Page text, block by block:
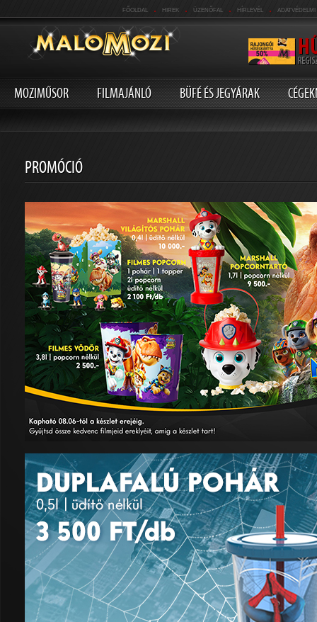
FŐOLDAL . HIREK . ÜZENŐFAL . HÍRLEVÉL . ADATVÉDELMI
MOZIMŰSOR FILMAJÁNLÓ BÜFÉ ÉS JEGYÁRAK
PROMÓCIÓ